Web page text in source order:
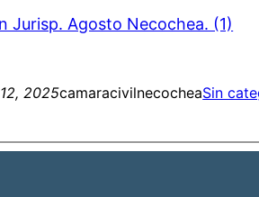
Jurisp. Agosto Necochea. (1)
2025camaracivilnecocheaSin